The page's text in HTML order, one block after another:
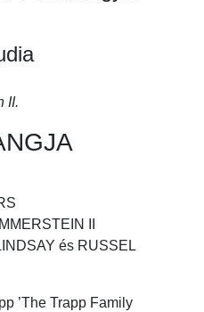
II.
II
és RUSSEL
’The Trapp Family